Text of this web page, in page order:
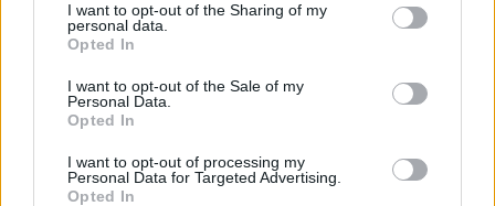
not limited to your visit or usage behaviour. You may click to
grant or deny consent to Google and its third-party tags to
use your data for below specified purposes in below Google
consent section.
I want to opt-out of the Sharing of my
personal data.
Opted In
I want to opt-out of the Sale of my
Personal Data.
Opted In
I want to opt-out of processing my
Personal Data for Targeted Advertising.
Opted In
szenteste napján. A Gazdaságfejlesztési Minisztérium a
GDP-t félti, azzal érvelnek, hogy már így is tizenegy
adatai szerint a magyarok dolgoznak a hatodik legtöbbet
az Unióban.